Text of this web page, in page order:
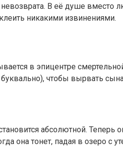
В её душе вместо
никакими извинениями.
в эпицентре
чтобы вырвать
абсолютной. Теперь
она тонет, падая в озеро с